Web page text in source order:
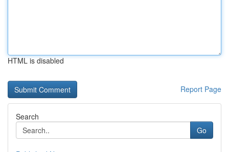
HTML is disabled
Report Page
Search
Go